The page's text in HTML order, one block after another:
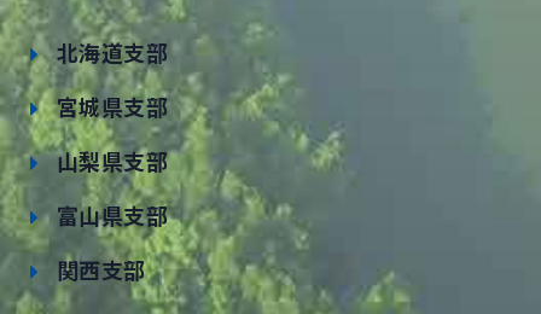
北海道支部
宮城県支部
山梨県支部
富山県支部
関西支部